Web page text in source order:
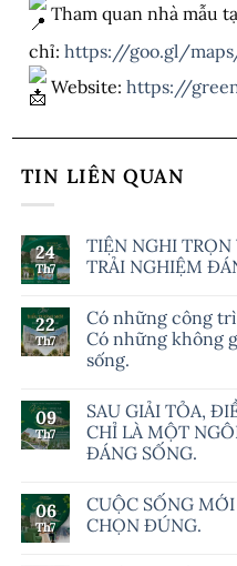
Tham quan nhà mẫu
chỉ:https://goo.gl/maps/
Website:https://
TIN LIÊN QUAN
24
Th7
TIỆN NGHI
TRẢI NGHIỆM
22
Th7
Có những công
Có những không
sống.
09
Th7
SAU GIẢI TỎA,
CHỈ LÀ MỘT
ĐÁNG SỐNG.
06
Th7
CUỘC SỐNG
CHỌN ĐÚNG.